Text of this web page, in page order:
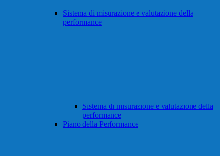
Sistema di misurazione e valutazione della
performance
Sistema di misurazione e valutazione della
performance
Piano della Performance